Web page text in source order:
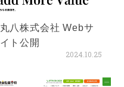
丸八株式会社 Webサ
イト公開
2024.10.25